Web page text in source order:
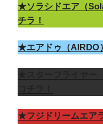
★ソラシドエア（
チラ！
★エアドゥ（AIRDO
★フジドリームエア